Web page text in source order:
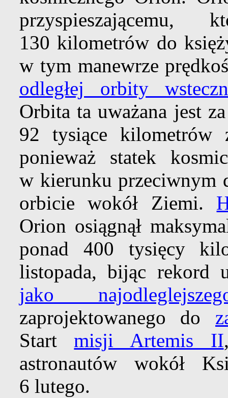
130 kilometrów do
w tym manewrze
odległej orbity
Orbita ta uważana jest
92 tysiące kilometrów
ponieważ statek
w kierunku przeciwnym
orbicie wokół Ziemi.
Orion osiągnął
ponad 400 tysięcy
listopada, bijąc rekord
jako
zaprojektowanego do
Startmisji Artemis II
astronautów wokół
6 lutego.